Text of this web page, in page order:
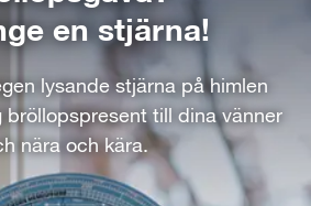
en stjärna!
lysande stjärna på himlen
bröllopspresent till dina vänner
nära och kära.